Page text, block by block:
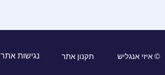
© איזי אנגליש תקנון אתר נגישות אתר